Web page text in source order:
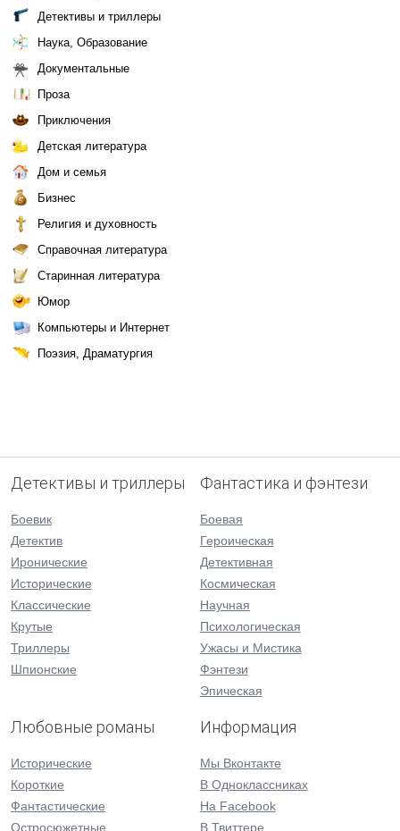
Детективы и триллеры
Наука, Образование
Документальные
Проза
Приключения
Детская литература
Дом и семья
Бизнес
Религия и духовность
Справочная литература
Старинная литература
Юмор
Компьютеры и Интернет
Поэзия, Драматургия
Детективы и триллеры
Боевик
Детектив
Иронические
Исторические
Классические
Крутые
Триллеры
Шпионские
Фантастика и фэнтези
Боевая
Героическая
Детективная
Космическая
Научная
Психологическая
Ужасы и Мистика
Фэнтези
Эпическая
Любовные романы
Исторические
Короткие
Фантастические
Остросюжетные
Информация
Мы Вконтакте
В Одноклассниках
На Facebook
В Твиттере